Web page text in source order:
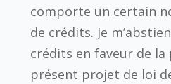
comporte un certain
de crédits. Je
crédits en faveur de la
présent projet de loi